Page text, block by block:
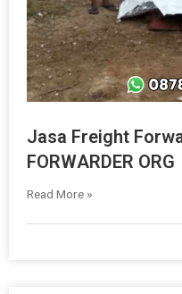
Jasa Freight
FORWARDER ORG
Read More »